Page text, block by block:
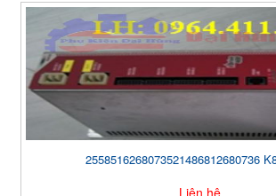
2558516268073521486812680736
Liên hệ